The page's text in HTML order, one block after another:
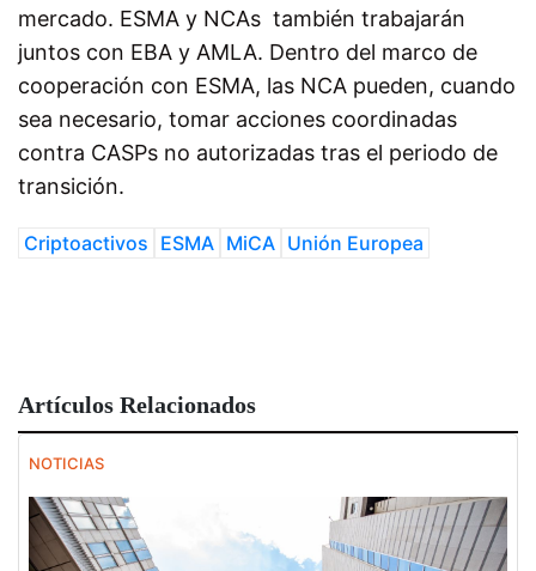
mercado. ESMA y NCAs también trabajarán
juntos con EBA y AMLA. Dentro del marco de
cooperación con ESMA, las NCA pueden, cuando
sea necesario, tomar acciones coordinadas
contra CASPs no autorizadas tras el periodo de
transición.
Criptoactivos ESMA MiCA Unión Europea
Artículos Relacionados
NOTICIAS